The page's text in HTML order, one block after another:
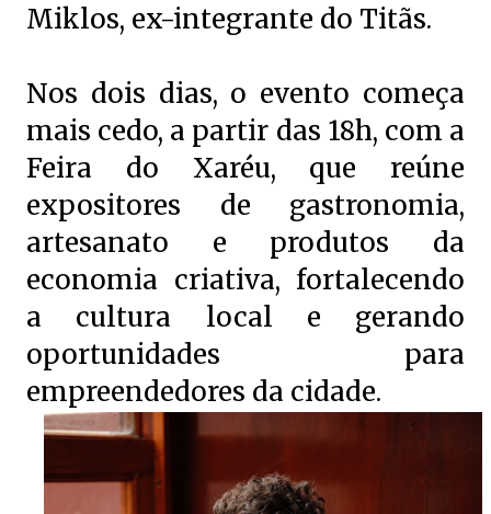
Miklos, ex-integrante do Titãs.
Nos dois dias, o evento começa
mais cedo, a partir das 18h, com a
Feira do Xaréu, que reúne
expositores de gastronomia,
artesanato e produtos da
economia criativa, fortalecendo
a cultura local e gerando
oportunidades para
empreendedores da cidade.